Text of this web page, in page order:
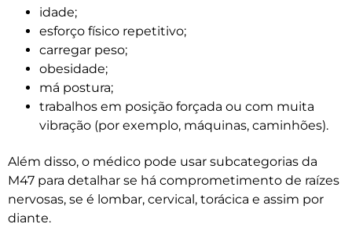
idade;
esforço físico repetitivo;
carregar peso;
obesidade;
má postura;
trabalhos em posição forçada ou com muita
vibração (por exemplo, máquinas, caminhões).
Além disso, o médico pode usar subcategorias da
M47 para detalhar se há comprometimento de raízes
nervosas, se é lombar, cervical, torácica e assim por
diante.